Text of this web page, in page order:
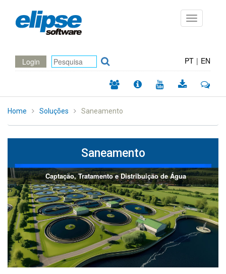
Toggle
navigation
Login PT | EN
Home Soluções Saneamento
Saneamento
Captação, Tratamento e Distribuição de Água